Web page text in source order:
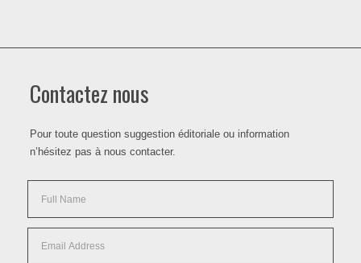
Contactez nous
Pour toute question suggestion éditoriale ou information
n’hésitez pas à nous contacter.